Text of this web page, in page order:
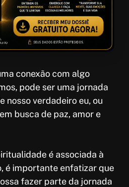
conexão com algo
pode ser uma jornada
nosso verdadeiro eu, ou
busca de paz, amor e
é associada à
é importante enfatizar que
fazer parte da jornada